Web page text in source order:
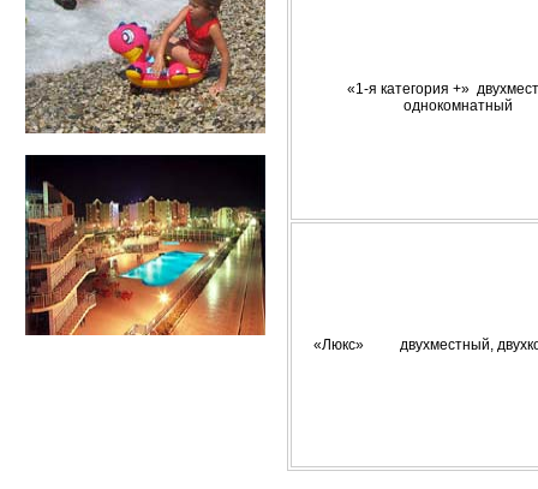
«1-я категория +»
однокомнатный
«Люкс» двухместный,